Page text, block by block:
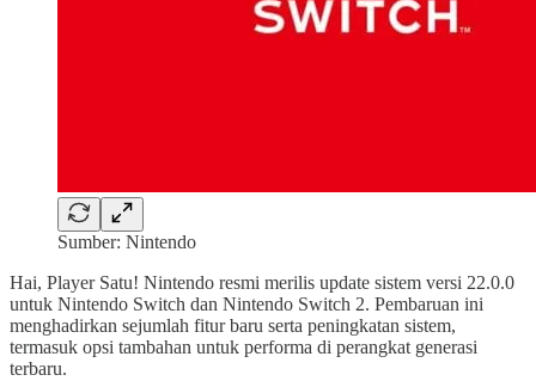
Sumber: Nintendo
Hai, Player Satu! Nintendo resmi merilis update sistem versi 22.0.0
untuk Nintendo Switch dan Nintendo Switch 2. Pembaruan ini
menghadirkan sejumlah fitur baru serta peningkatan sistem,
termasuk opsi tambahan untuk performa di perangkat generasi
terbaru.